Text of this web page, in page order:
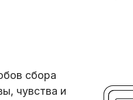
сбора
чувства и